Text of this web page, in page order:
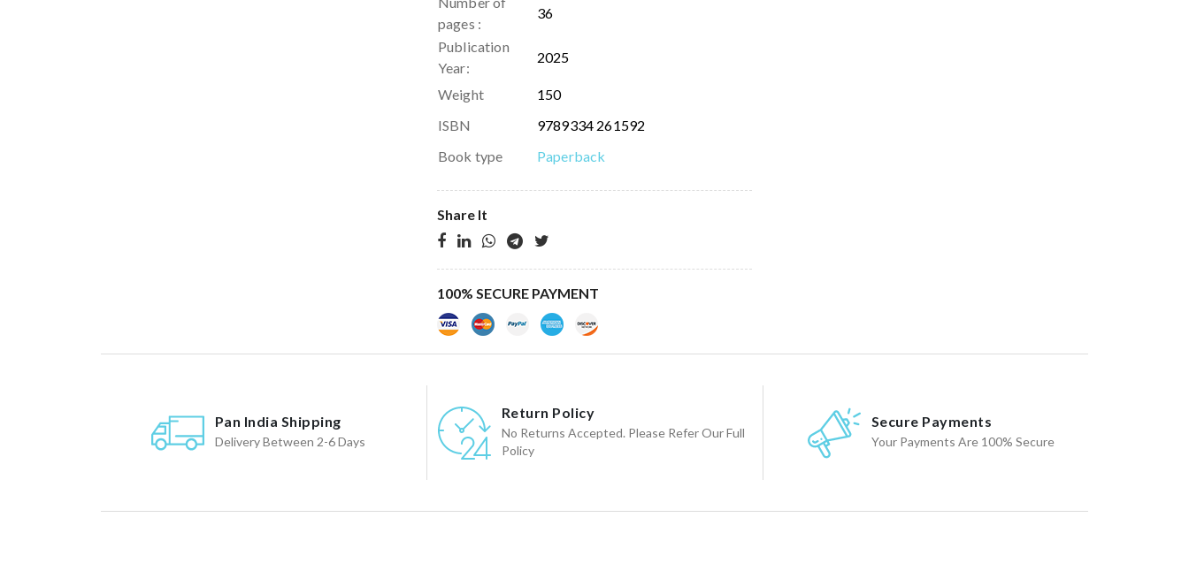
pages :
36
Publication
Year:
2025
Weight
150
ISBN
9789334 261592
Book type
Paperback
Share It
100% SECURE PAYMENT
Pan India Shipping
Delivery Between 2-6 Days
Return Policy
No Returns Accepted. Please Refer Our Full
Policy
Secure Payments
Your Payments Are 100% Secure